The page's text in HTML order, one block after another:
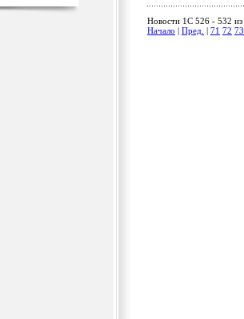
Новости 1C 526 - 532
Начало
Пред. 71 72 73